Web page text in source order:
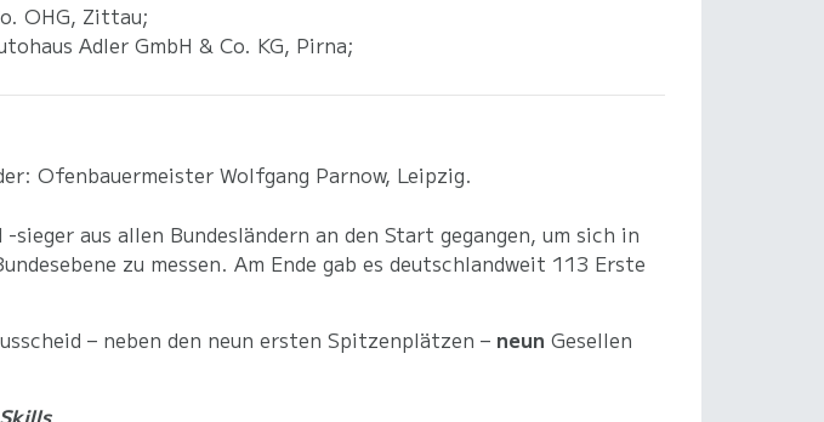
OHG, Zittau;
Adler GmbH & Co. KG, Pirna;
Ofenbauermeister Wolfgang Parnow, Leipzig.
aus allen Bundesländern an den Start gegangen, um sich in
zu messen. Am Ende gab es deutschlandweit 113 Erste
– neben den neun ersten Spitzenplätzen – neun Gesellen